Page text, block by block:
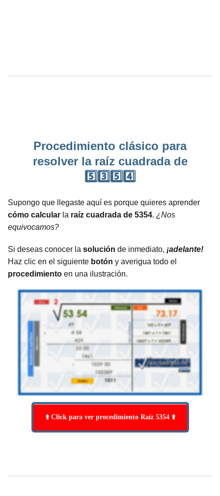
Procedimiento clásico para
resolver la raíz cuadrada de
5️⃣3️⃣5️⃣4️⃣
Supongo que llegaste aquí es porque quieres aprender
cómo calcular la raíz cuadrada de 5354. ¿Nos
equivocamos?
Si deseas conocer la solución de inmediato, ¡adelante!
Haz clic en el siguiente botón y averigua todo el
procedimiento en una ilustración.
⬆️ Click para ver procedimiento Raíz 5354 ⬆️